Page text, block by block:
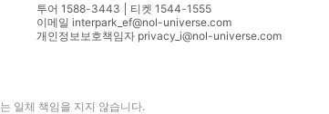
투어 1588-3443
티켓 1544-1555
이메일 interpark_ef@nol-universe.com
개인정보보호책임자 privacy_i@nol-universe.com
는 일체 책임을 지지 않습니다.